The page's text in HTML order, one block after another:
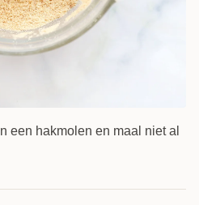
een hakmolen en maal niet al